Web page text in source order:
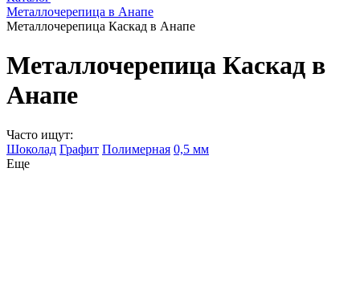
Металлочерепица в Анапе
Металлочерепица Каскад в Анапе
Металлочерепица Каскад в
Анапе
Часто ищут:
Шоколад Графит Полимерная 0,5 мм
Еще